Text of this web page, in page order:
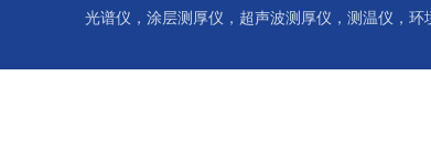
光谱仪，涂层测厚仪，超声波测厚仪，测温仪，